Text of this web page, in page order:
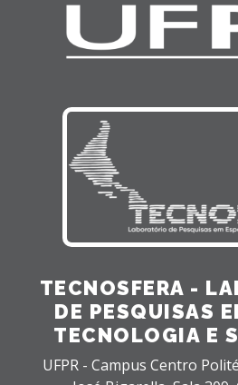
TECNOSFERA -
DE PESQUISAS
TECNOLOGIA E
UFPR - Campus Centro